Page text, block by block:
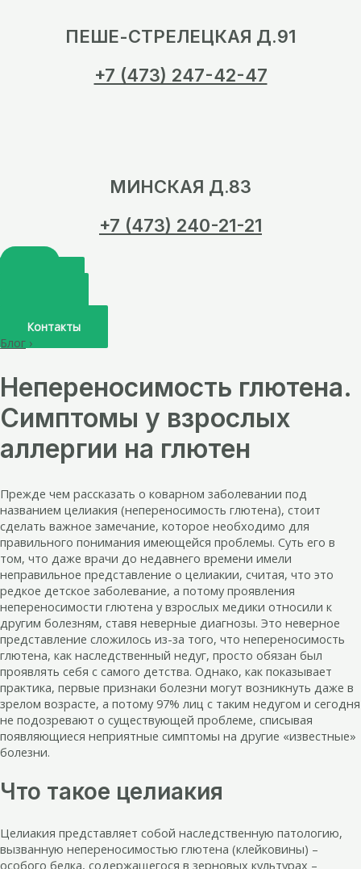
ПЕШЕ-СТРЕЛЕЦКАЯ Д.91
+7 (473) 247-42-47
МИНСКАЯ Д.83
+7 (473) 240-21-21
Контакты
Блог ›
Непереносимость глютена.
Симптомы у взрослых
аллергии на глютен
Прежде чем рассказать о коварном заболевании под
названием целиакия (непереносимость глютена), стоит
сделать важное замечание, которое необходимо для
правильного понимания имеющейся проблемы. Суть его в
том, что даже врачи до недавнего времени имели
неправильное представление о целиакии, считая, что это
редкое детское заболевание, а потому проявления
непереносимости глютена у взрослых медики относили к
другим болезням, ставя неверные диагнозы. Это неверное
представление сложилось из-за того, что непереносимость
глютена, как наследственный недуг, просто обязан был
проявлять себя с самого детства. Однако, как показывает
практика, первые признаки болезни могут возникнуть даже в
зрелом возрасте, а потому 97% лиц с таким недугом и сегодня
не подозревают о существующей проблеме, списывая
появляющиеся неприятные симптомы на другие «известные»
болезни.
Что такое целиакия
Целиакия представляет собой наследственную патологию,
вызванную непереносимостью глютена (клейковины) –
особого белка, содержащегося в зерновых культурах –